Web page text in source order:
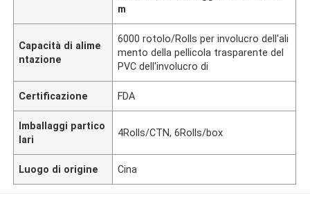
m
Capacità di alime
ntazione
6000 rotolo/Rolls per involucro dell'ali
mento della pellicola trasparente del
PVC dell'involucro di
Certificazione FDA
Imballaggi partico
lari
4Rolls/CTN, 6Rolls/box
Luogo di origine Cina